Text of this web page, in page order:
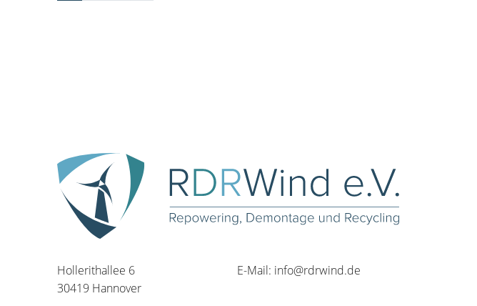
Hollerithallee 6
30419 Hannover
E-Mail: info@rdrwind.de